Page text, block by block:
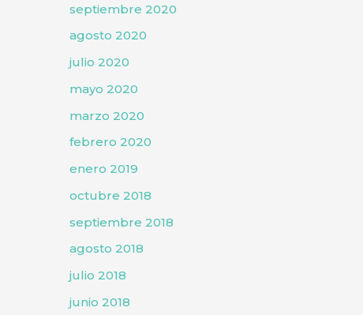
septiembre 2020
agosto 2020
julio 2020
mayo 2020
marzo 2020
febrero 2020
enero 2019
octubre 2018
septiembre 2018
agosto 2018
julio 2018
junio 2018